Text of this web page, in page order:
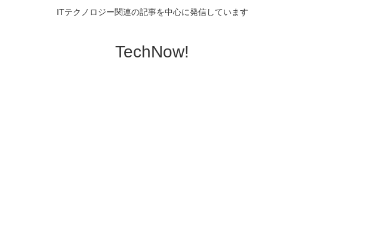
ITテクノロジー関連の記事を中心に発信しています
TechNow!